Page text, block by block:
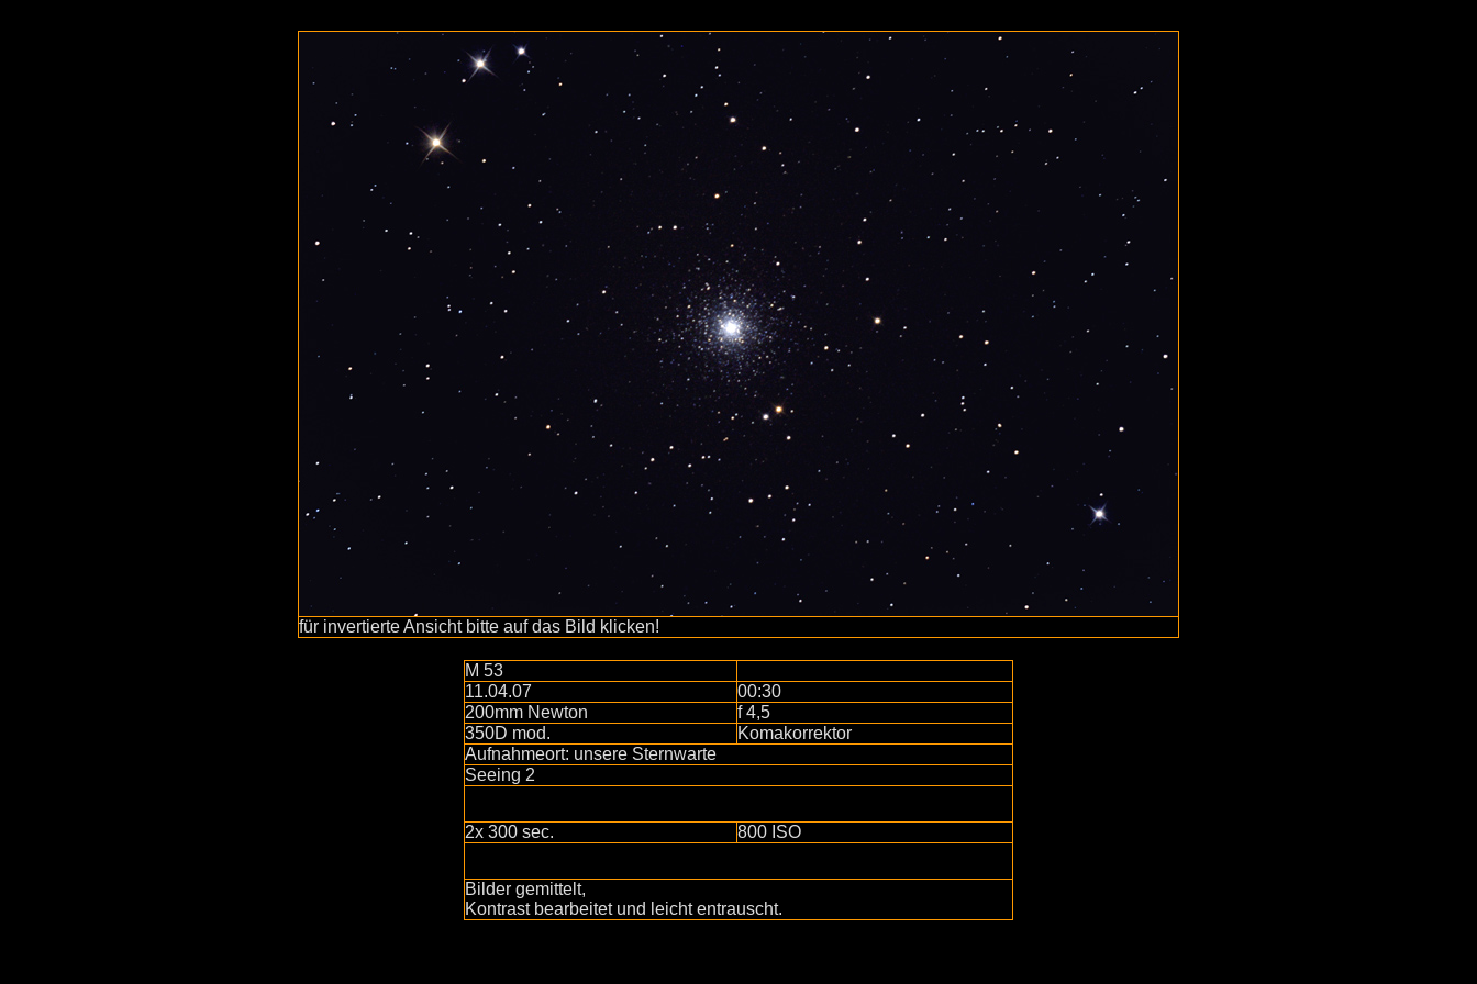
für invertierte Ansicht bitte auf das Bild klicken!
M 53
11.04.07
00:30
200mm Newton
f 4,5
350D mod.
Komakorrektor
Aufnahmeort: unsere Sternwarte
Seeing 2
2x 300 sec. 800 ISO
Bilder gemittelt,
Kontrast bearbeitet und leicht entrauscht.